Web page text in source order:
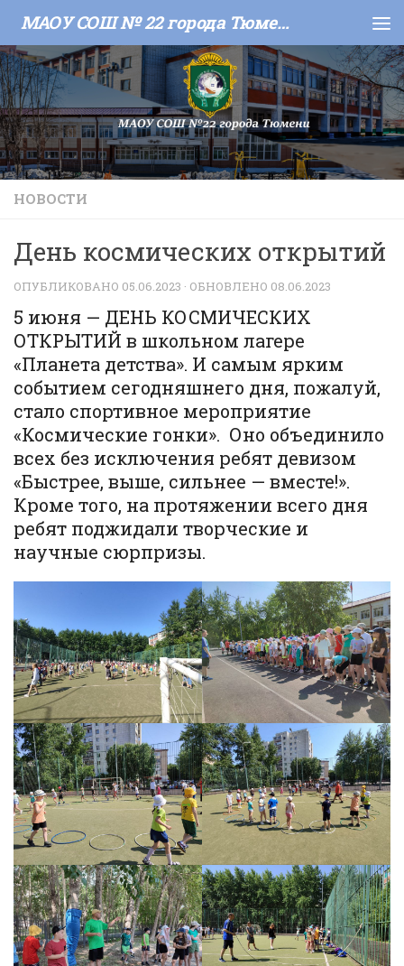
Skip to content МАОУ СОШ № 22 города Тюмени
НОВОСТИ
День космических открытий
ОПУБЛИКОВАНО 05.06.2023 · ОБНОВЛЕНО 08.06.2023
5 июня — ДЕНЬ КОСМИЧЕСКИХ
ОТКРЫТИЙ в школьном лагере
«Планета детства». И самым ярким
событием сегодняшнего дня, пожалуй,
стало спортивное мероприятие
«Космические гонки». Оно объединило
всех без исключения ребят девизом
«Быстрее, выше, сильнее — вместе!».
Кроме того, на протяжении всего дня
ребят поджидали творческие и
научные сюрпризы.